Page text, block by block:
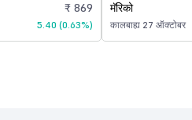
₹ 869
5.40 (0.63%)
मॅरिको
कालबाह्य 27 ऑक्टोबर